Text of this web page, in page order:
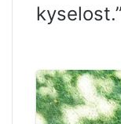
kyselost.”